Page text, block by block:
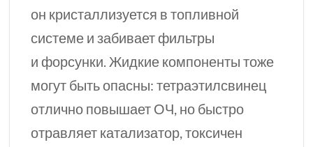
он кристаллизуется в топливной
системе и забивает фильтры
и форсунки. Жидкие компоненты тоже
могут быть опасны: тетраэтилсвинец
отлично повышает ОЧ, но быстро
отравляет катализатор, токсичен